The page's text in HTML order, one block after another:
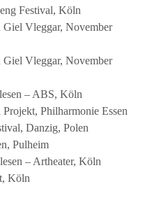
Festival, Köln
Giel Vleggar, November
Giel Vleggar, November
– ABS, Köln
Philharmonie Essen
Danzig, Polen
Pulheim
– Artheater, Köln
Köln